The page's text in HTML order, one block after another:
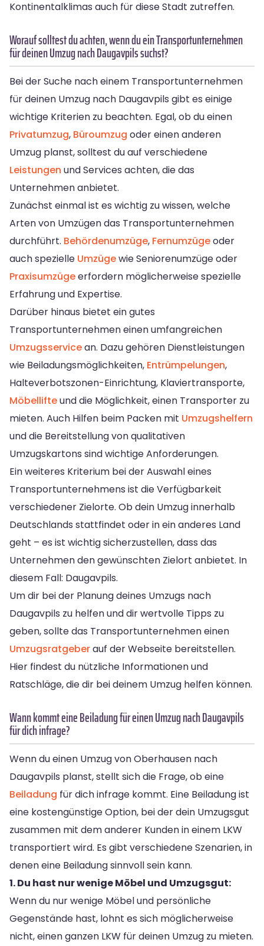
Kontinentalklimas auch für diese Stadt zutreffen.
Worauf solltest du achten, wenn du ein Transportunternehmen
für deinen Umzug nach Daugavpils suchst?
Bei der Suche nach einem Transportunternehmen
für deinen Umzug nach Daugavpils gibt es einige
wichtige Kriterien zu beachten. Egal, ob du einen
Privatumzug, Büroumzug oder einen anderen
Umzug planst, solltest du auf verschiedene
Leistungen und Services achten, die das
Unternehmen anbietet.
Zunächst einmal ist es wichtig zu wissen, welche
Arten von Umzügen das Transportunternehmen
durchführt. Behördenumzüge, Fernumzügeoder
auch spezielle Umzügewie Seniorenumzüge oder
Praxisumzügeerfordern möglicherweise spezielle
Erfahrung und Expertise.
Darüber hinaus bietet ein gutes
Transportunternehmen einen umfangreichen
Umzugsservicean. Dazu gehören Dienstleistungen
wie Beiladungsmöglichkeiten, Entrümpelungen,
Halteverbotszonen-Einrichtung, Klaviertransporte,
Möbellifteund die Möglichkeit, einen Transporter zu
mieten. Auch Hilfen beim Packen mit Umzugshelfern
und die Bereitstellung von qualitativen
Umzugskartons sind wichtige Anforderungen.
Ein weiteres Kriterium bei der Auswahl eines
Transportunternehmens ist die Verfügbarkeit
verschiedener Zielorte. Ob dein Umzug innerhalb
Deutschlands stattfindet oder in ein anderes Land
geht – es ist wichtig sicherzustellen, dass das
Unternehmen den gewünschten Zielort anbietet. In
diesem Fall: Daugavpils.
Um dir bei der Planung deines Umzugs nach
Daugavpils zu helfen und dir wertvolle Tipps zu
geben, sollte das Transportunternehmen einen
Umzugsratgeberauf der Webseite bereitstellen.
Hier findest du nützliche Informationen und
Ratschläge, die dir bei deinem Umzug helfen können.
Wann kommt eine Beiladung für einen Umzug nach Daugavpils
für dich infrage?
Wenn du einen Umzug von Oberhausen nach
Daugavpils planst, stellt sich die Frage, ob eine
Beiladung für dich infrage kommt. Eine Beiladung ist
eine kostengünstige Option, bei der dein Umzugsgut
zusammen mit dem anderer Kunden in einem LKW
transportiert wird. Es gibt verschiedene Szenarien, in
denen eine Beiladung sinnvoll sein kann.
1. Du hast nur wenige Möbel und Umzugsgut:
Wenn du nur wenige Möbel und persönliche
Gegenstände hast, lohnt es sich möglicherweise
nicht, einen ganzen LKW für deinen Umzug zu mieten.